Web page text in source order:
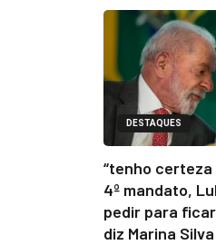
DESTAQUES
“tenho certeza
4º mandato,
pedir para
diz Marina Silva